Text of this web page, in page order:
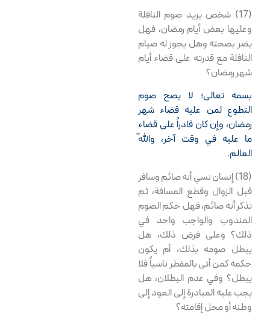
(17) شخص يريد صوم النافلة
وعليها بعض أيام رمضان، فهل
يضر بصحته وهل يجوز له صيام
النافلة مع قدرته على قضاء أيام
شهر رمضان؟
بسمه تعالى؛ لا يصح صوم
التطوع لمن عليه قضاء شهر
رمضان، وإن كان قادراً على قضاء
ما عليه في وقت آخر، واللّه
العالم.
(18) إنسان نسي أنه صائم وسافر
قبل الزوال وقطع المسافة، ثم
تذكر أنه صائم، فهل حكم الصوم
المندوب والواجب واحد في
ذلك؟ وعلى فرض ذلك، هل
يبطل صومه بذلك، أم يكون
حكمه كمن أتى بالمفطر ناسياً فلا
يبطل؟ وفي عدم البطلان، هل
يجب عليه المبادرة إلى العود إلى
وطنه أو محل إقامته؟